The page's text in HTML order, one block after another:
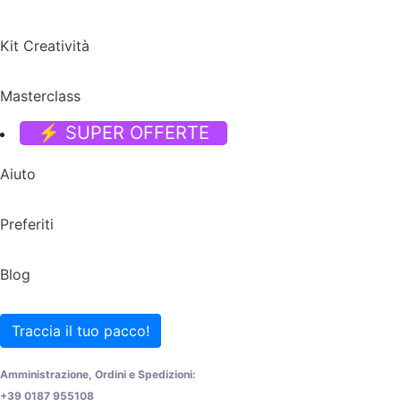
Kit Creatività
Masterclass
⚡ SUPER OFFERTE
Aiuto
Preferiti
Blog
Traccia il tuo pacco!
Amministrazione, Ordini e Spedizioni:
+39 0187 955108